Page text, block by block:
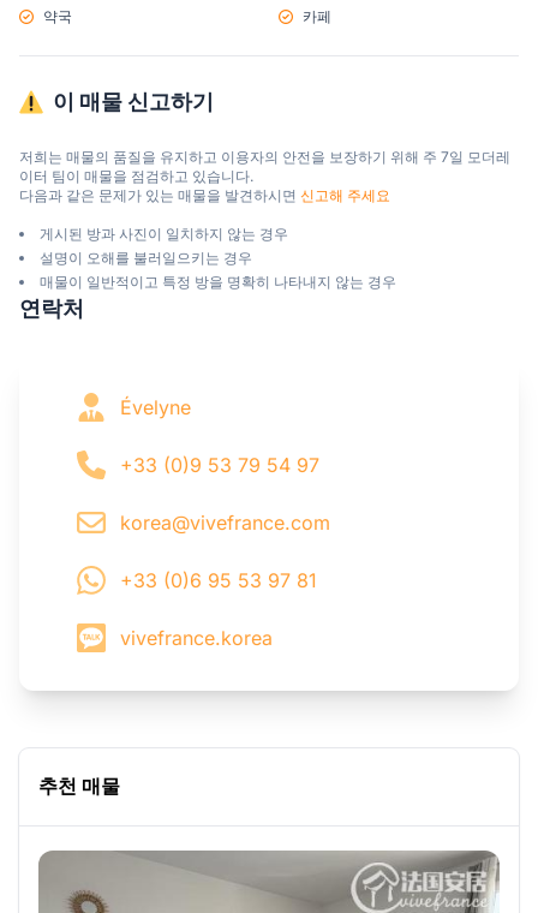
약국 카페
이 매물 신고하기
저희는 매물의 품질을 유지하고 이용자의 안전을 보장하기 위해 주 7일 모더레
이터 팀이 매물을 점검하고 있습니다.
다음과 같은 문제가 있는 매물을 발견하시면 신고해 주세요
게시된 방과 사진이 일치하지 않는 경우
설명이 오해를 불러일으키는 경우
매물이 일반적이고 특정 방을 명확히 나타내지 않는 경우
연락처
Évelyne
+33 (0)9 53 79 54 97
korea@vivefrance.com
+33 (0)6 95 53 97 81
vivefrance.korea
추천 매물